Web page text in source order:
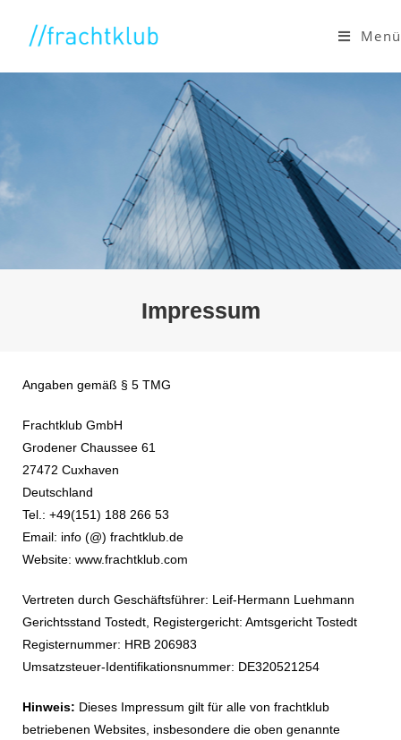
Menü
Impressum
Angaben gemäß § 5 TMG
Frachtklub GmbH
Grodener Chaussee 61
27472 Cuxhaven
Deutschland
Tel.: +49(151) 188 266 53
Email: info (@) frachtklub.de
Website: www.frachtklub.com
Vertreten durch Geschäftsführer: Leif-Hermann Luehmann
Gerichtsstand Tostedt, Registergericht: Amtsgericht Tostedt
Registernummer: HRB 206983
Umsatzsteuer-Identifikationsnummer: DE320521254
Hinweis: Dieses Impressum gilt für alle von frachtklub
betriebenen Websites, insbesondere die oben genannte